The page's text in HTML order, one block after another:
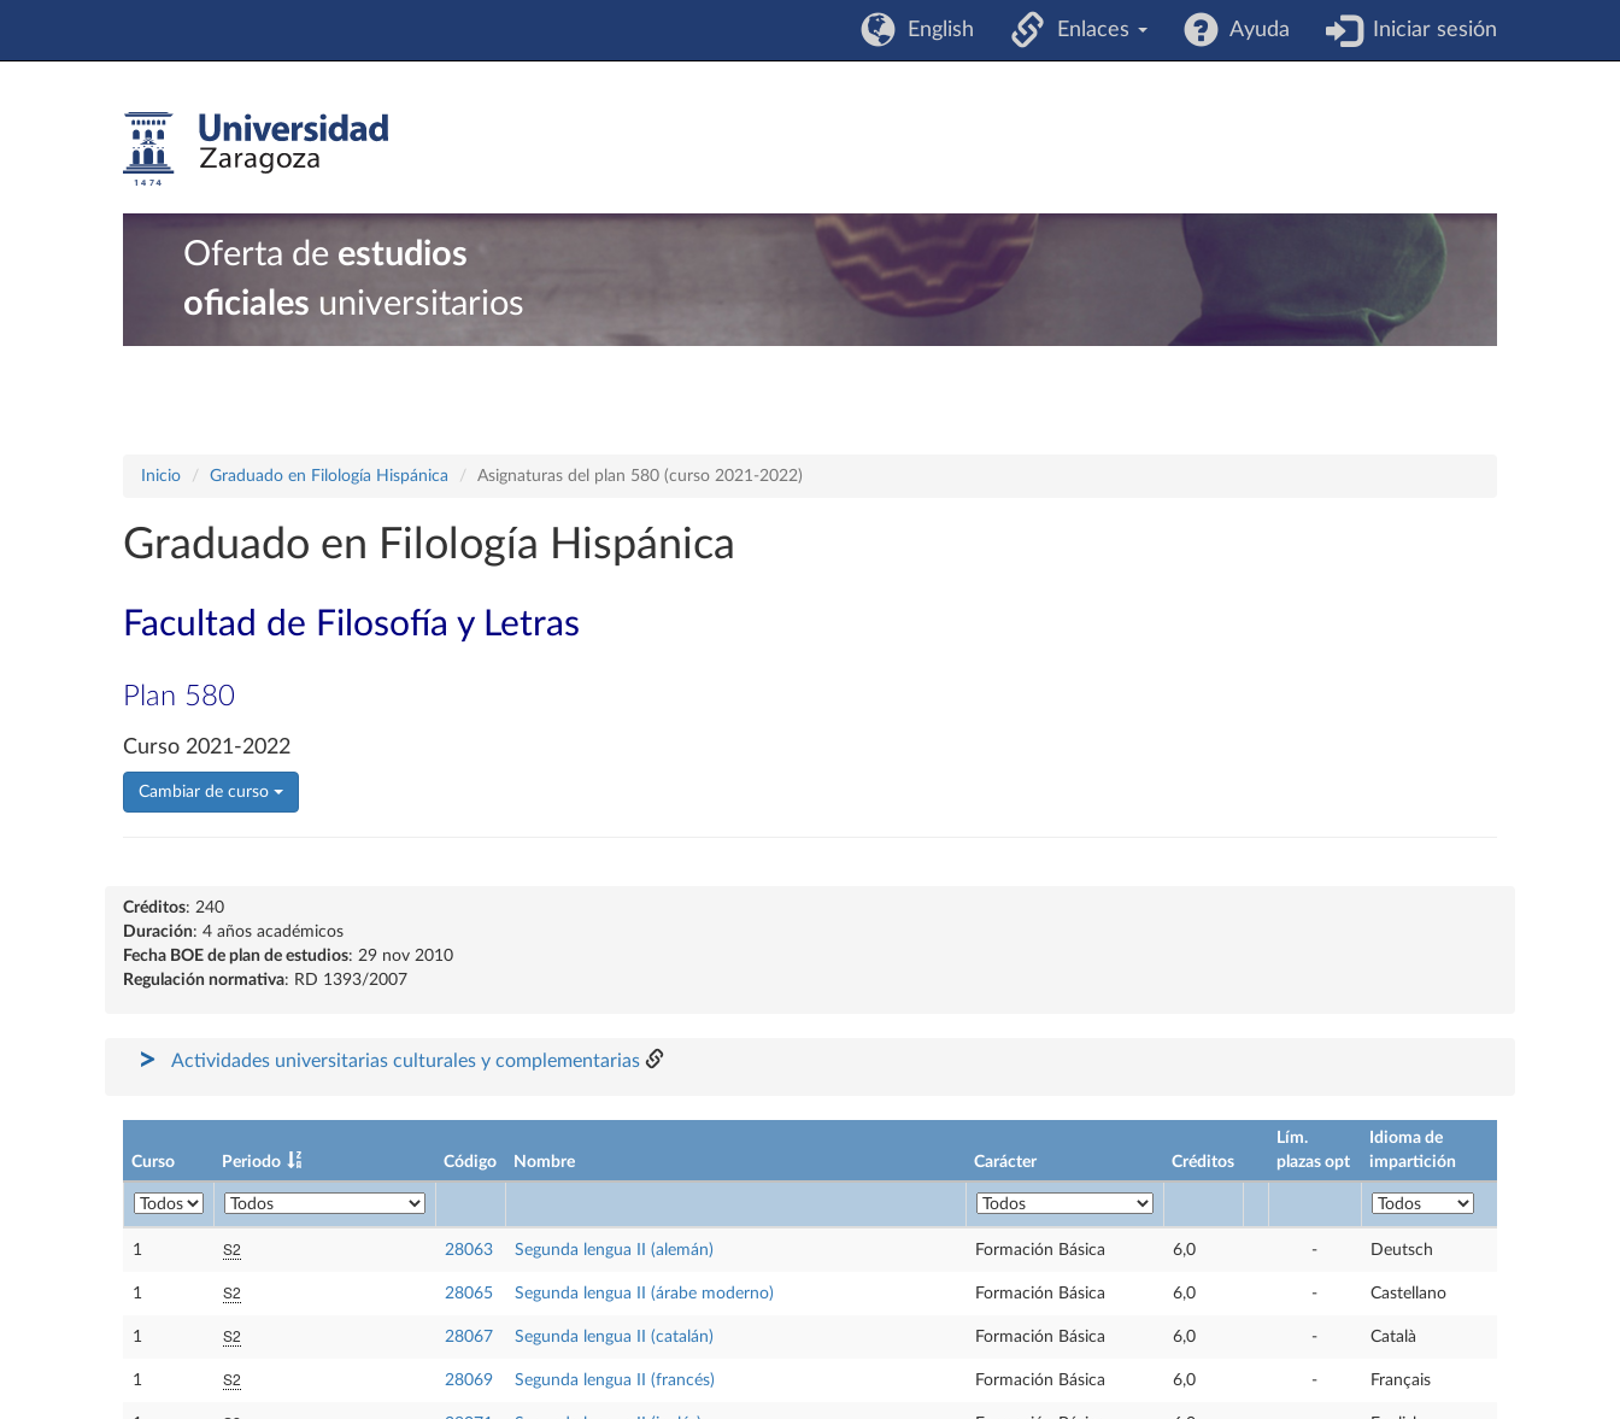
English Enlaces Ayuda Iniciar sesión
Oferta de estudios
oficiales universitarios
Inicio Graduado en Filología Hispánica Asignaturas del plan 580 (curso 2021-2022)
Graduado en Filología Hispánica
Facultad de Filosofía y Letras
Plan 580
Curso 2021-2022
Cambiar de curso
Créditos: 240
Duración: 4 años académicos
Fecha BOE de plan de estudios: 29 nov 2010
Regulación normativa: RD 1393/2007
Actividades universitarias culturales y complementarias
Curso Periodo Código Nombre Carácter Créditos
Lím.
plazas opt
Idioma de
impartición
1 S2 28063 Segunda lengua II (alemán) Formación Básica 6,0 - Deutsch
1 S2 28065 Segunda lengua II (árabe moderno) Formación Básica 6,0 - Castellano
1 S2 28067 Segunda lengua II (catalán) Formación Básica 6,0 - Català
1 S2 28069 Segunda lengua II (francés) Formación Básica 6,0 - Français